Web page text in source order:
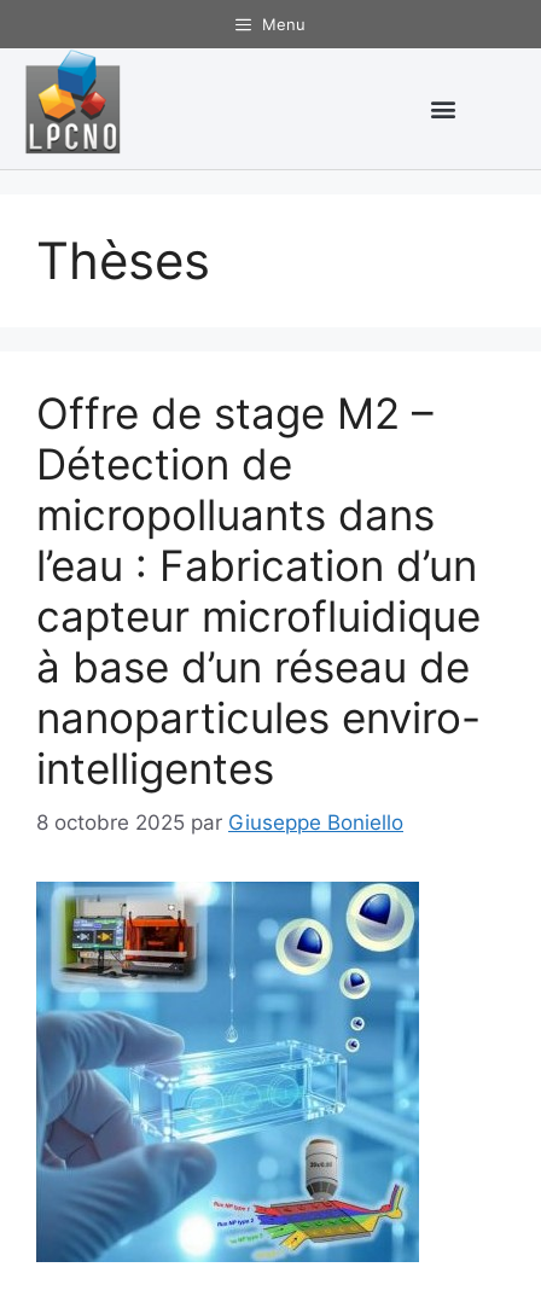
Menu
Thèses
Offre de stage M2 –
Détection de
micropolluants dans
l’eau : Fabrication d’un
capteur microfluidique
à base d’un réseau de
nanoparticules enviro-
intelligentes
8 octobre 2025 par Giuseppe Boniello